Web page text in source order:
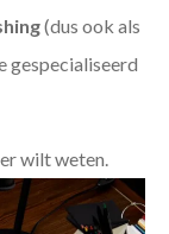
(dus ook als
gespecialiseerd
wilt weten.